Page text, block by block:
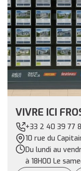
VIVRE ICI
+33 2 40 39 77
10 rue du
Du lundi au
à 18H00 Le